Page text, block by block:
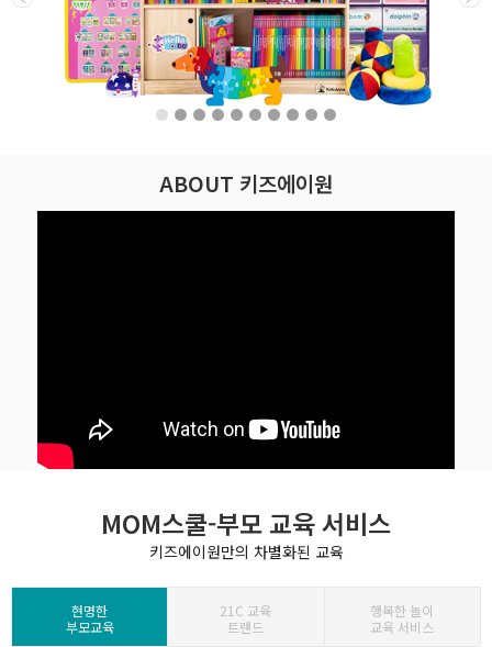
ABOUT 키즈에이원
MOM스쿨-부모 교육 서비스
키즈에이원만의 차별화된 교육
현명한
부모교육
21C 교육
트랜드
행복한 놀이
교육 서비스